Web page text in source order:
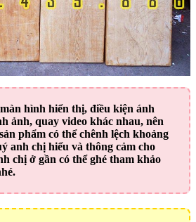
hình hiển thị, điều kiện ánh
ảnh, quay video khác nhau, nên
phẩm có thể chênh lệch khoảng
anh chị hiểu và thông cảm cho
chị ở gần có thể ghé tham khảo